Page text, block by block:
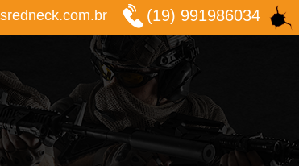
(19) 991986034